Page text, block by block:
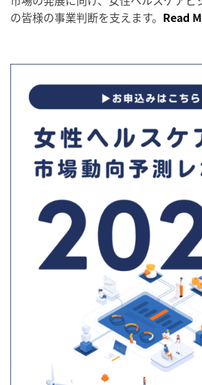
の皆様の事業判断を支えます。 Read